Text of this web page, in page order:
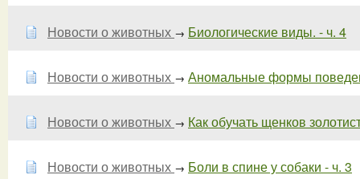
Новости о животных → Биологические виды. - ч. 4
Новости о животных → Аномальные формы
Новости о животных → Как обучать щенков
Новости о животных → Боли в спине у собаки - ч. 3